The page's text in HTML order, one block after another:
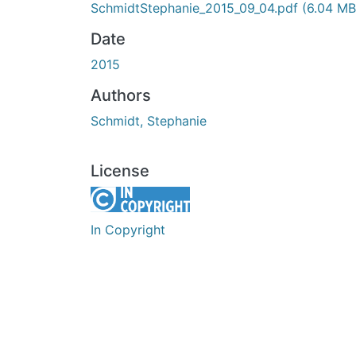
SchmidtStephanie_2015_09_04.pdf (6.04
Date
2015
Authors
Schmidt, Stephanie
License
In Copyright